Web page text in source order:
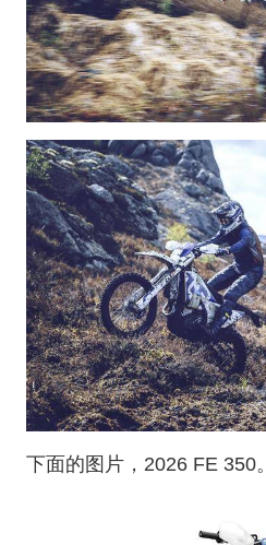
下面的图片，2026 FE 350。